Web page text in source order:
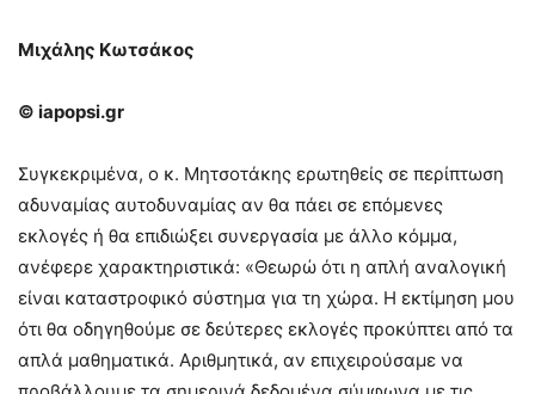
Μιχάλης Κωτσάκος
© iapopsi.gr
Συγκεκριμένα, ο κ. Μητσοτάκης ερωτηθείς σε περίπτωση
αδυναμίας αυτοδυναμίας αν θα πάει σε επόμενες
εκλογές ή θα επιδιώξει συνεργασία με άλλο κόμμα,
ανέφερε χαρακτηριστικά: «Θεωρώ ότι η απλή αναλογική
είναι καταστροφικό σύστημα για τη χώρα. Η εκτίμηση μου
ότι θα οδηγηθούμε σε δεύτερες εκλογές προκύπτει από τα
απλά μαθηματικά. Αριθμητικά, αν επιχειρούσαμε να